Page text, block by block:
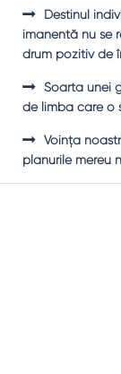
Destinul
imanentă nu se
drum pozitiv de
Soarta unei
de limba care o
Voinţa
planurile mereu